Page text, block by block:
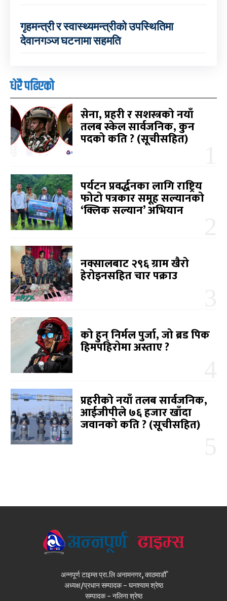
गृहमन्त्री र स्वास्थ्यमन्त्रीको उपस्थितिमा
देवानगञ्ज घटनामा सहमति
धेरै पढिएको
सेना, प्रहरी र सशस्त्रको नयाँ
तलब स्केल सार्वजनिक, कुन
पदको कति ? (सूचीसहित)
पर्यटन प्रवर्द्धनका लागि राष्ट्रिय
फोटो पत्रकार समूह सल्यानको
‘क्लिक सल्यान’ अभियान
नक्सालबाट २९६ ग्राम खैरो
हेरोइनसहित चार पक्राउ
को हुन् निर्मल पुर्जा, जो ब्रड पिक
हिमपहिरोमा अस्ताए ?
प्रहरीको नयाँ तलब सार्वजनिक,
आईजीपीले ७६ हजार खाँदा
जवानको कति ? (सूचीसहित)
अन्नपूर्ण टाइम्स प्रा.लि अनामनगर, काठमाडौँ
अध्यक्ष/प्रधान सम्पादक - घनश्याम श्रेष्ठ
सम्पादक - नलिना श्रेष्ठ